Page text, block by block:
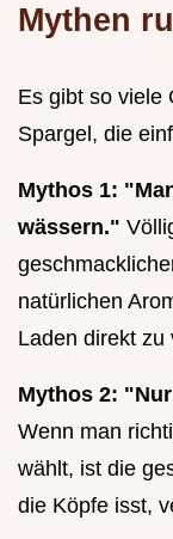
Mythen
Es gibt so viele
Spargel, die
Mythos 1:
wässern."
natürlichen
Laden direkt zu
Mythos 2:
Wenn man
wählt, ist die
die Köpfe isst,